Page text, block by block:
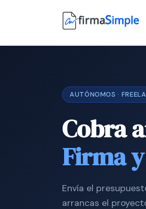
AUTÓNOMOS ·
Cobra
Firma
Envía el
arrancas el